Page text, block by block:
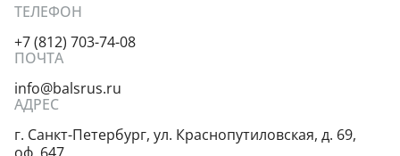
ТЕЛЕФОН
+7 (812) 703-74-08
ПОЧТА
info@balsrus.ru
АДРЕС
г. Санкт-Петербург, ул. Краснопутиловская, д. 69,